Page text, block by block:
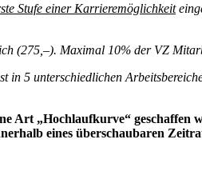
Stufe einer Karrieremöglichkeit
(275,–). Maximal 10% der VZ
5 unterschiedlichen
Art „Hochlaufkurve“ geschaffen
eines überschaubaren